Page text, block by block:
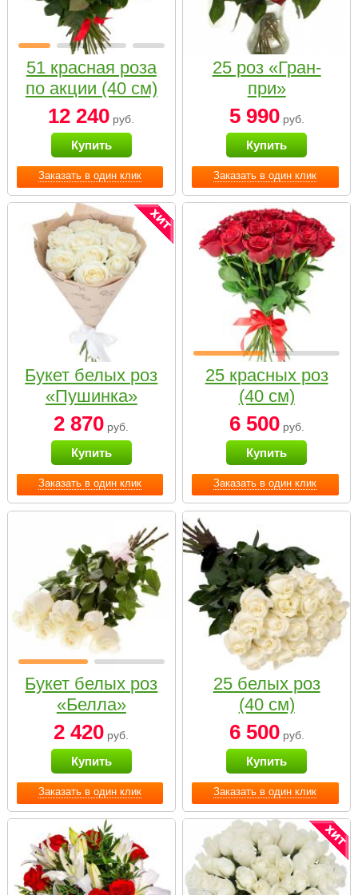
Заказать в один клик
51 красная роза
по акции (40 см)
12 240 руб.
Купить
Заказать в один клик
25 роз «Гран-
при»
5 990руб.
Купить
Заказать в один клик
Букет белых роз
«Пушинка»
2 870 руб.
Купить
Заказать в один клик
25 красных роз
(40 см)
6 500руб.
Купить
Заказать в один клик
Букет белых роз
«Белла»
2 420 руб.
Купить
Заказать в один клик
25 белых роз
(40 см)
6 500руб.
Купить